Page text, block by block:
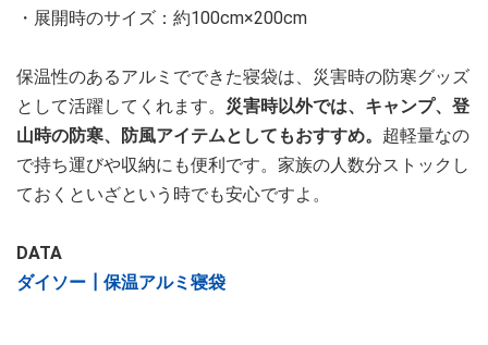
・展開時のサイズ：約100cm×200cm
保温性のあるアルミでできた寝袋は、災害時の防寒グッズ
として活躍してくれます。 災害時以外では、キャンプ、登
山時の防寒、防風アイテムとしてもおすすめ。 超軽量なの
で持ち運びや収納にも便利です。家族の人数分ストックし
ておくといざという時でも安心ですよ。
DATA
ダイソー┃保温アルミ寝袋